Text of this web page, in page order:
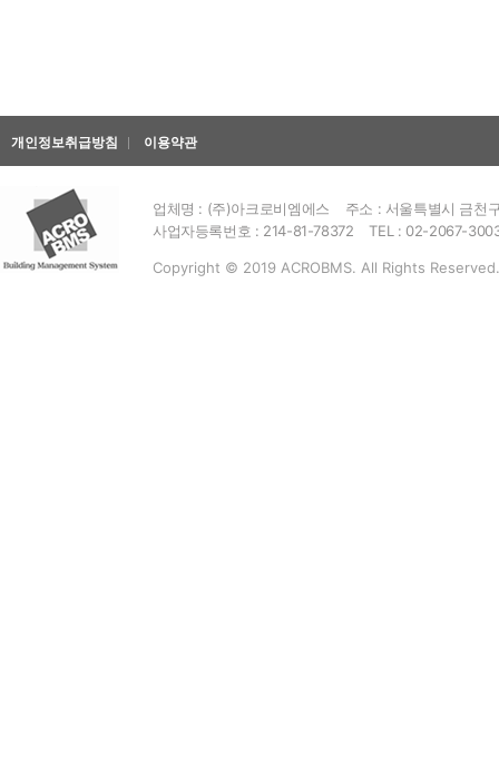
개인정보취급방침 이용약관
업체명 : (주)아크로비엠에스
주소 : 서울특별시 금천
사업자등록번호 : 214-81-78372
TEL : 02-2067-
Copyright © 2019 ACROBMS. All Rights Reserved.